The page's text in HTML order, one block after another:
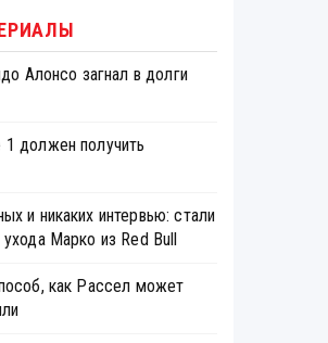
Алонсо загнал в долги
должен получить
и никаких интервью: стали
Марко из Red Bull
как Рассел может